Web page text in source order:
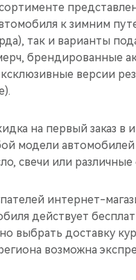
к зимним
так и варианты
брендированные
версии
на первый заказ
модели автомобилей
свечи или
интернет-
действует
выбрать доставку
возможна